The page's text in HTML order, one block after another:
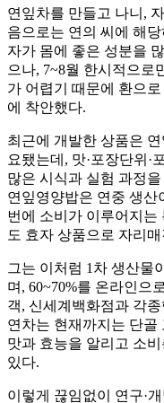
연잎차를 만들고 나니,
음으로는 연의 씨에 해
자가 몸에 좋은 성분을
으나, 7~8월 한시적으로
가 어렵기 때문에 환으
에 착안했다.
최근에 개발한 상품은
요됐는데, 맛·포장단위·
많은 시식과 실험 과정
연잎영양밥은 연중 생산
번에 소비가 이루어지는
도 효자 상품으로 자리
그는 이처럼 1차 생산물
며, 60~70%를 온라인으
객, 신세계백화점과 각
연차는 현재까지는 단골
맛과 효능을 알리고 소
있다.
이렇게 끊임없이 연구·